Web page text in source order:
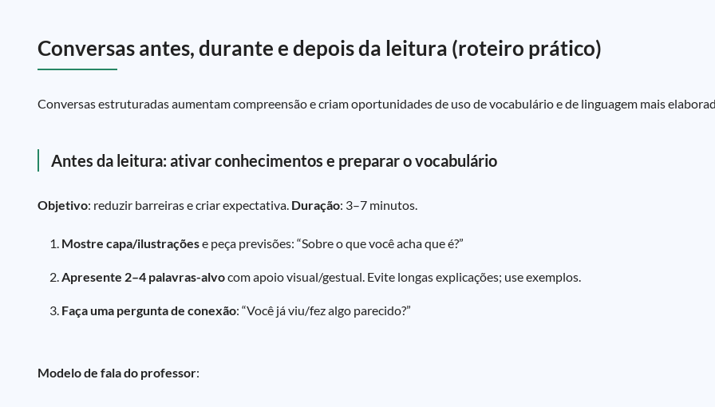
Conversas antes, durante e depois da leitura (roteiro prático)
Conversas estruturadas aumentam compreensão e criam oportunidades de uso de vocabulário e de linguagem mais
Antes da leitura: ativar conhecimentos e preparar o vocabulário
Objetivo: reduzir barreiras e criar expectativa. Duração: 3–7 minutos.
Mostre capa/ilustraçõese peça previsões: “Sobre o que você acha que é?”
Apresente 2–4 palavras-alvocom apoio visual/gestual. Evite longas explicações; use exemplos.
Faça uma pergunta de conexão: “Você já viu/fez algo parecido?”
Modelo de fala do professor: